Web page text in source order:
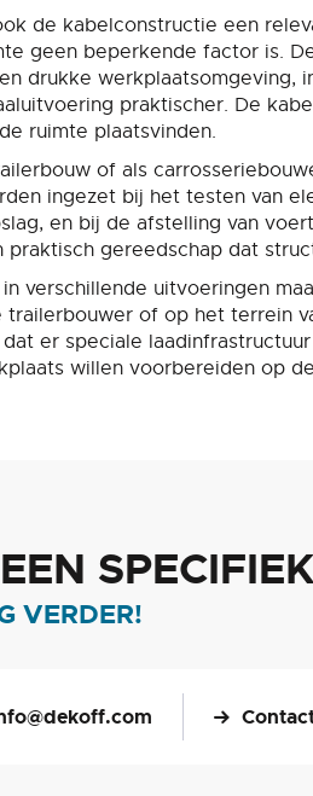
de kabelconstructie een
geen beperkende factor is.
drukke
praktischer. De
ruimte plaatsvinden.
of als
ingezet bij het testen van
en bij de afstelling van
gereedschap dat
verschillende uitvoeringen
of op het terrein
er speciale
willen voorbereiden op
VERDER!